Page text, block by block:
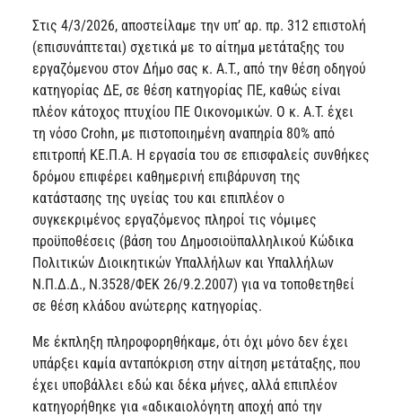
Στις 4/3/2026, αποστείλαμε την υπ’ αρ. πρ. 312 επιστολή
(επισυνάπτεται) σχετικά με το αίτημα μετάταξης του
εργαζόμενου στον Δήμο σας κ. Α.Τ., από την θέση οδηγού
κατηγορίας ΔΕ, σε θέση κατηγορίας ΠΕ, καθώς είναι
πλέον κάτοχος πτυχίου ΠΕ Οικονομικών. Ο κ. Α.Τ. έχει
τη νόσο Crohn, με πιστοποιημένη αναπηρία 80% από
επιτροπή ΚΕ.Π.Α. Η εργασία του σε επισφαλείς συνθήκες
δρόμου επιφέρει καθημερινή επιβάρυνση της
κατάστασης της υγείας του και επιπλέον ο
συγκεκριμένος εργαζόμενος πληροί τις νόμιμες
προϋποθέσεις (βάση του Δημοσιοϋπαλληλικού Κώδικα
Πολιτικών Διοικητικών Υπαλλήλων και Υπαλλήλων
Ν.Π.Δ.Δ., Ν.3528/ΦΕΚ 26/9.2.2007) για να τοποθετηθεί
σε θέση κλάδου ανώτερης κατηγορίας.
Με έκπληξη πληροφορηθήκαμε, ότι όχι μόνο δεν έχει
υπάρξει καμία ανταπόκριση στην αίτηση μετάταξης, που
έχει υποβάλλει εδώ και δέκα μήνες, αλλά επιπλέον
κατηγορήθηκε για «αδικαιολόγητη αποχή από την